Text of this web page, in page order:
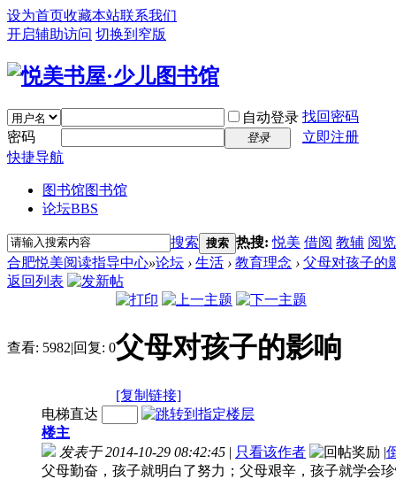
设为首页收藏本站联系我们
开启辅助访问 切换到窄版
自动登录 找回密码
密码
登录
立即注册
快捷导航
图书馆图书馆
论坛BBS
搜索 搜索 热搜:悦美 借阅 教辅 阅览
合肥悦美阅读指导中心»论坛 › 生活 › 教育理念 › 父母对孩子的
返回列表
查看: 5982|回复: 0父母对孩子的影响
[复制链接]
电梯直达
楼主
发表于 2014-10-29 08:42:45 | 只看该作者 |
父母勤奋，孩子就明白了努力；父母艰辛，孩子就学会